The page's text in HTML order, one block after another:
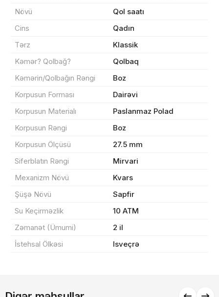
Növü
Qol saatı
Cins
Qadın
Tərz
Klassik
Kəmər? Qolbağ?
Qolbaq
Kəmərin/Qolbağın Rəngi
Boz
Korpusun Forması
Dairəvi
Korpusun Materialı
Paslanmaz Polad
Korpusun Rəngi
Boz
Korpusun Ölçüsü
27.5 mm
Siferblatın Rəngi
Mirvari
Mexanizm Növü
Kvars
Şüşə Növü
Sapfir
Su Keçirməzlik
10 ATM
Zəmanət (Ümumi)
2 il
İstehsal Ölkəsi
Isveçrə
Məhsul(lar) səbətə əlavə edildi
Sifarişin detalları
Məhsul toplam
Endirim
Çatdırılma
Yekun məbləğ
Sifarişi rəsmiləşdir
Alış-verişə davam et
OK